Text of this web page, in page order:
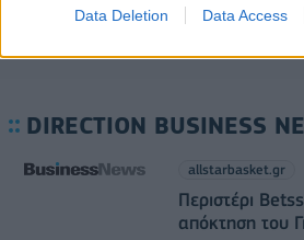
Data Deletion Data Access
DIRECTION BUSINESS
allstarbasket.gr
Περιστέρι
απόκτηση του